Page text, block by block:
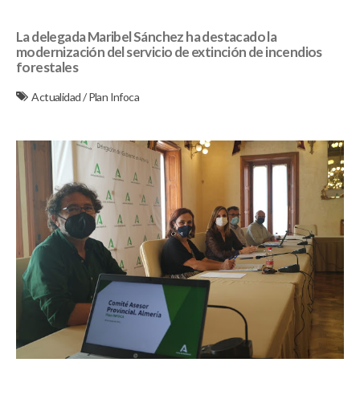
La delegada Maribel Sánchez ha destacado la
modernización del servicio de extinción de incendios
forestales
Actualidad/Plan Infoca